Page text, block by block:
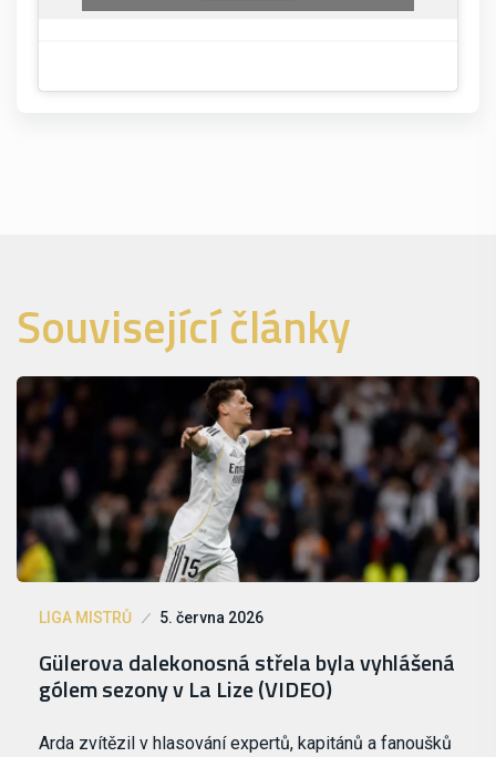
Související články
LIGA MISTRŮ 5. června 2026
Gülerova dalekonosná střela byla vyhlášená
gólem sezony v La Lize (VIDEO)
Arda zvítězil v hlasování expertů, kapitánů a fanoušků